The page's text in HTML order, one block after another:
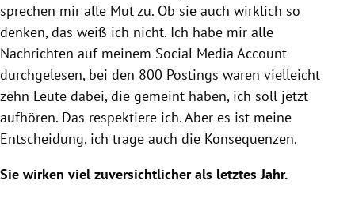
sprechen mir alle Mut zu. Ob sie auch wirklich so
denken, das weiß ich nicht. Ich habe mir alle
Nachrichten auf meinem Social Media Account
durchgelesen, bei den 800 Postings waren vielleicht
zehn Leute dabei, die gemeint haben, ich soll jetzt
aufhören. Das respektiere ich. Aber es ist meine
Entscheidung, ich trage auch die Konsequenzen.
Sie wirken viel zuversichtlicher als letztes Jahr.